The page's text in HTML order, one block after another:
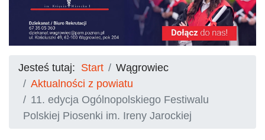
Jesteś tutaj: Start
Wągrowiec
Aktualności z powiatu
11. edycja Ogólnopolskiego Festiwalu
Polskiej Piosenki im. Ireny Jarockiej